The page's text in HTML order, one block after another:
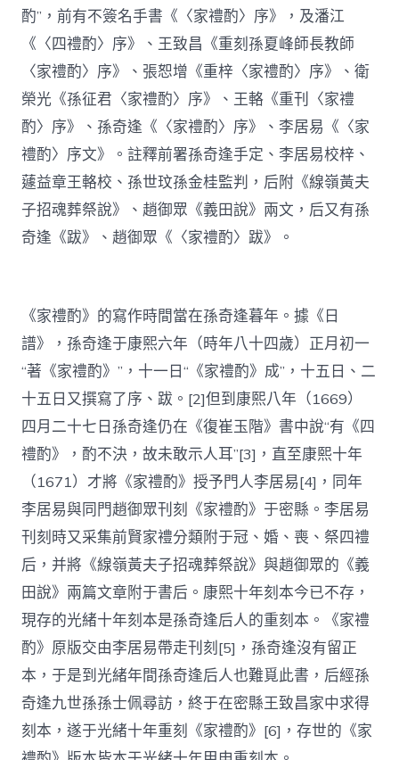
酌”，前有不簽名手書《〈家禮酌〉序》，及潘江
《〈四禮酌〉序》、王致昌《重刻孫夏峰師長教師
〈家禮酌〉序》、張恕增《重梓〈家禮酌〉序》、衛
榮光《孫征君〈家禮酌〉序》、王輅《重刊〈家禮
酌〉序》、孫奇逢《〈家禮酌〉序》、李居易《〈家
禮酌〉序文》。註釋前署孫奇逢手定、李居易校梓、
蘧益章王輅校、孫世玟孫金桂監判，后附《線嶺黃夫
子招魂葬祭說》、趙御眾《義田說》兩文，后又有孫
奇逢《跋》、趙御眾《〈家禮酌〉跋》。
《家禮酌》的寫作時間當在孫奇逢暮年。據《日
譜》，孫奇逢于康熙六年（時年八十四歲）正月初一
“著《家禮酌》”，十一日“《家禮酌》成”，十五日、二
十五日又撰寫了序、跋。[2]但到康熙八年（1669）
四月二十七日孫奇逢仍在《復崔玉階》書中說“有《四
禮酌》，酌不決，故未敢示人耳”[3]，直至康熙十年
（1671）才將《家禮酌》授予門人李居易[4]，同年
李居易與同門趙御眾刊刻《家禮酌》于密縣。李居易
刊刻時又采集前賢家禮分類附于冠、婚、喪、祭四禮
后，并將《線嶺黃夫子招魂葬祭說》與趙御眾的《義
田說》兩篇文章附于書后。康熙十年刻本今已不存，
現存的光緒十年刻本是孫奇逢后人的重刻本。《家禮
酌》原版交由李居易帶走刊刻[5]，孫奇逢沒有留正
本，于是到光緒年間孫奇逢后人也難覓此書，后經孫
奇逢九世孫孫士佩尋訪，終于在密縣王致昌家中求得
刻本，遂于光緒十年重刻《家禮酌》[6]，存世的《家